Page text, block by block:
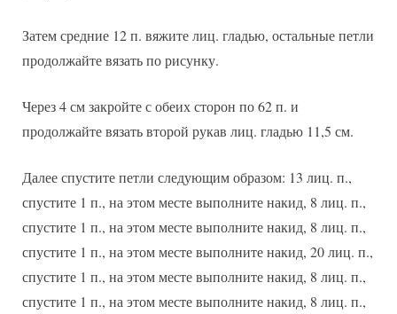
Затем средние 12 п. вяжите лиц. гладью, остальные петли
продолжайте вязать по рисунку.
Через 4 см закройте с обеих сторон по 62 п. и
продолжайте вязать второй рукав лиц. гладью 11,5 см.
Далее спустите петли следующим образом: 13 лиц. п.,
спустите 1 п., на этом месте выполните накид, 8 лиц. п.,
спустите 1 п., на этом месте выполните накид, 8 лиц. п.,
спустите 1 п., на этом месте выполните накид, 20 лиц. п.,
спустите 1 п., на этом месте выполните накид, 8 лиц. п.,
спустите 1 п., на этом месте выполните накид, 8 лиц. п.,